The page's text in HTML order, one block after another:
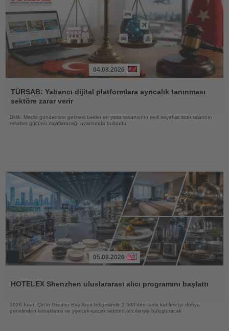
Oku
04.08.2026
TÜRSAB: Yabancı dijital platformlara ayrıcalık tanınması
sektöre zarar verir
Birlik, Meclis gündemine gelmesi beklenen yasa tasarısının yerli seyahat acentalarının
rekabet gücünü zayıflatacağı uyarısında bulundu
05.08.2026
HOTELEX Shenzhen uluslararası alıcı programını başlattı
2026 fuarı, Çin'in Greater Bay Area bölgesinde 2.500'den fazla katılımcıyı dünya
genelinden konaklama ve yiyecek-içecek sektörü alıcılarıyla buluşturacak